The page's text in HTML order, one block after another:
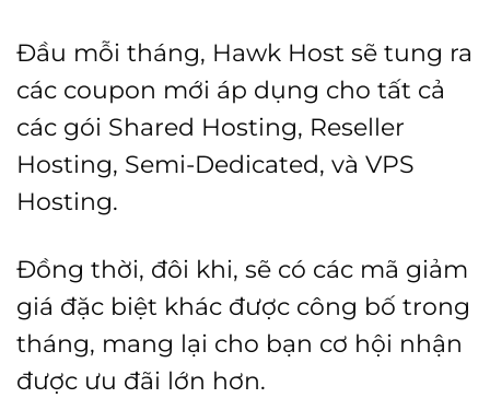
Đầu mỗi tháng, Hawk Host sẽ tung ra
các coupon mới áp dụng cho tất cả
các gói Shared Hosting, Reseller
Hosting, Semi-Dedicated, và VPS
Hosting.
Đồng thời, đôi khi, sẽ có các mã giảm
giá đặc biệt khác được công bố trong
tháng, mang lại cho bạn cơ hội nhận
được ưu đãi lớn hơn.